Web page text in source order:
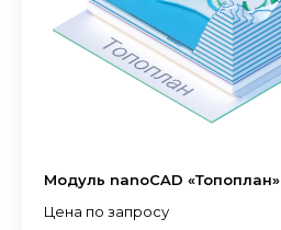
Модуль nanoCAD «Топоплан»
Цена по запросу